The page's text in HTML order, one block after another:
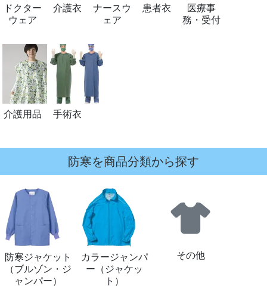
ドクター
ウェア
介護衣
ナースウ
ェア
患者衣
医療事
務・受付
介護用品 手術衣
防寒を商品分類から探す
防寒ジャケット
（ブルゾン・ジ
ャンパー）
カラージャンパ
ー（ジャケッ
ト）
その他